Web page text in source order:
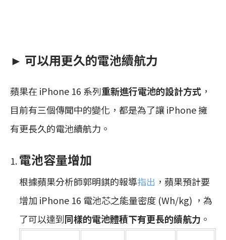
► 可以用更久的電池續航力
蘋果在 iPhone 16 系列重新進行電池的設計方式 ，
目前有三個傳聞中的變化，都是為了讓 iPhone 擁
有更長久的電池續航力。
電池容量增加
根據蘋果分析師郭明錤的報導指出 ，蘋果預計要
增加 iPhone 16 電池芯之能量密度 (Wh/kg) ，為
了可以達到同樣的電池體積下有更長的續航力 。